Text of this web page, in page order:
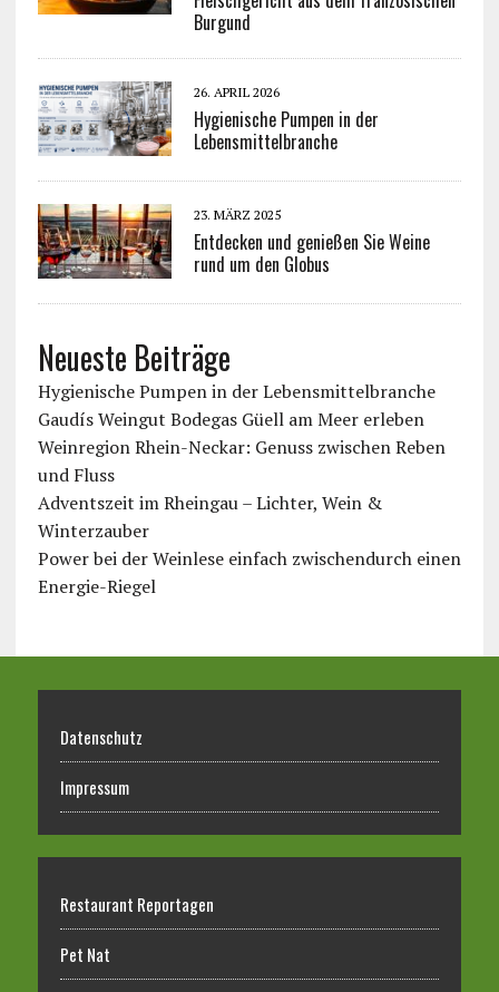
Burgund
26. APRIL 2026
Hygienische Pumpen in der
Lebensmittelbranche
23. MÄRZ 2025
Entdecken und genießen Sie Weine
rund um den Globus
Neueste Beiträge
Hygienische Pumpen in der Lebensmittelbranche
Gaudís Weingut Bodegas Güell am Meer erleben
Weinregion Rhein-Neckar: Genuss zwischen Reben
und Fluss
Adventszeit im Rheingau – Lichter, Wein &
Winterzauber
Power bei der Weinlese einfach zwischendurch einen
Energie-Riegel
Datenschutz
Impressum
Restaurant Reportagen
Pet Nat